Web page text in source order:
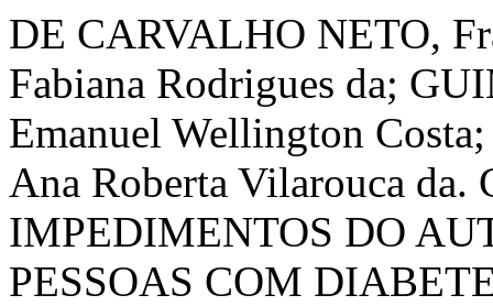
DE CARVALHO NETO,
Fabiana Rodrigues da;
Emanuel Wellington
Ana Roberta Vilarouca
IMPEDIMENTOS DO
PESSOAS COM